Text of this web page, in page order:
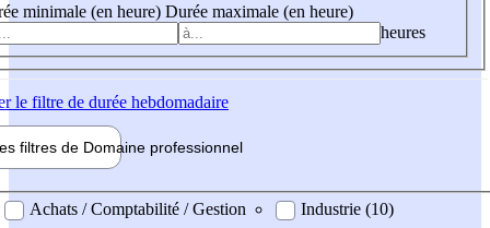
minimale (en heure) Durée maximale (en heure)
heures
le filtre de durée hebdomadaire
filtres de Domaine professionnel
professionel
Achats / Comptabilité / Gestion
Industrie (10)